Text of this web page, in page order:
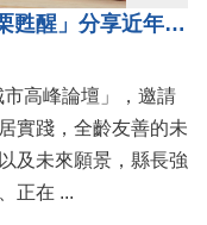
苗栗縣長鍾東錦受邀演講 「苗栗甦醒」分享近年轉變
高峰論壇」，邀請
實踐，全齡友善的未
及未來願景，縣長強